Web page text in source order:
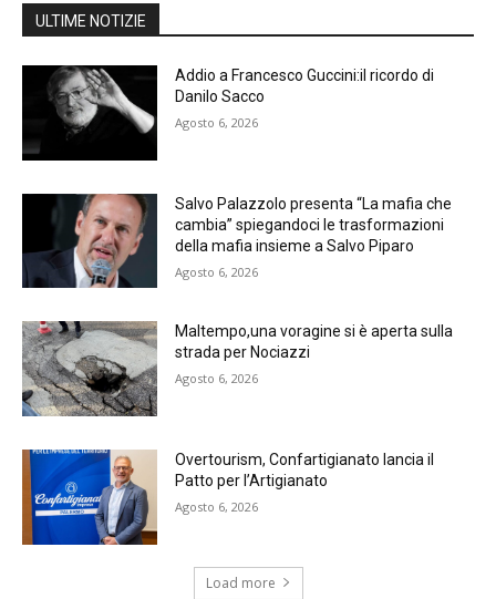
ULTIME NOTIZIE
Addio a Francesco Guccini:il ricordo di
Danilo Sacco
Agosto 6, 2026
Salvo Palazzolo presenta “La mafia che
cambia” spiegandoci le trasformazioni
della mafia insieme a Salvo Piparo
Agosto 6, 2026
Maltempo,una voragine si è aperta sulla
strada per Nociazzi
Agosto 6, 2026
Overtourism, Confartigianato lancia il
Patto per l’Artigianato
Agosto 6, 2026
Load more